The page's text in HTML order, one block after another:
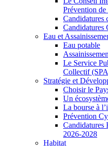
Prévention
Candidatures
Candidatures
Eau et
Eau potable
Le Service
Collectif
Stratégie et
Choisir le
Un
La bourse à
Prévention
Candidatures
2026-2028
Habitat